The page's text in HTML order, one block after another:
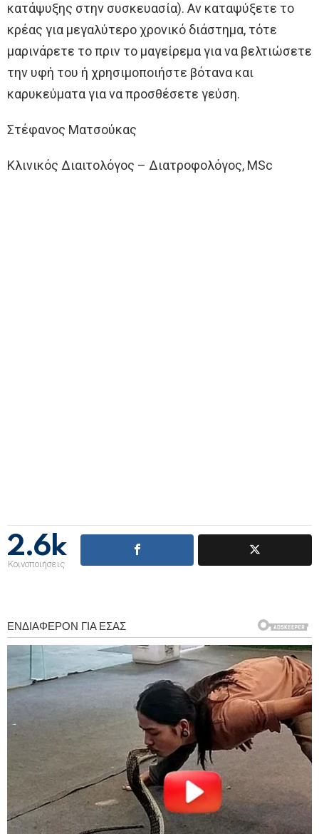
κατάψυξης στην συσκευασία). Αν καταψύξετε το
κρέας για μεγαλύτερο χρονικό διάστημα, τότε
μαρινάρετε το πριν το μαγείρεμα για να βελτιώσετε
την υφή του ή χρησιμοποιήστε βότανα και
καρυκεύματα για να προσθέσετε γεύση.
Στέφανος Ματσούκας
Κλινικός Διαιτολόγος – Διατροφολόγος, MSc
2.6k
Κοινοποιήσεις